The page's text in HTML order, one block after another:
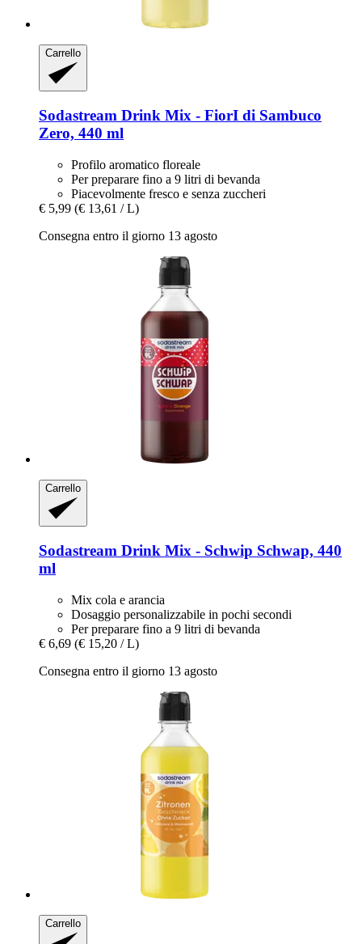
Carrello
Sodastream Drink Mix -​ FiorI di Sambuco
Zero, 440 ml
Profilo aromatico floreale
Per preparare fino a 9 litri di bevanda
Piacevolmente fresco e senza zuccheri
€ 5,99 (€ 13,61 / L)
Consegna entro il giorno 13 agosto
Carrello
Sodastream Drink Mix -​ Schwip Schwap, 440
ml
Mix cola e arancia
Dosaggio personalizzabile in pochi secondi
Per preparare fino a 9 litri di bevanda
€ 6,69 (€ 15,20 / L)
Consegna entro il giorno 13 agosto
Carrello